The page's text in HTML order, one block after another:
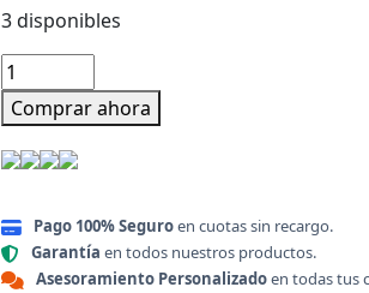
3 disponibles
Pala
de
Padel
Bullpadel
2026
cantidad
Comprar ahora
Pago 100% Seguroen cuotas sin recargo.
Garantía en todos nuestros productos.
Asesoramiento Personalizadoen todas tus